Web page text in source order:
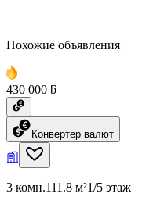
Похожие объявления
430 000 ƃ
Конвертер валют
3 комн.111.8 м²1/5 этаж